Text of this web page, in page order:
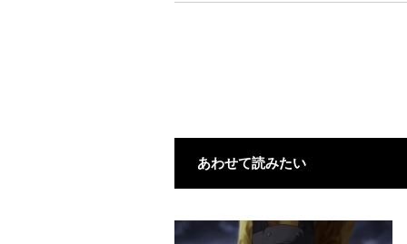
あわせて読みたい